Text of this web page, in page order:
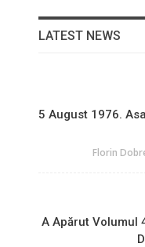
LATEST NEWS
5 August 1976.
Florin
A Apărut Volumul